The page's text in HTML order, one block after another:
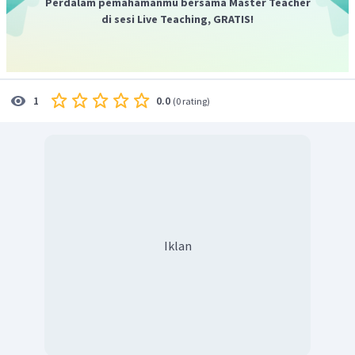
Soal di atas menanyakan tentang ide utama dari paragraf di
A.Islamic banking and its partnership finances: Perbankan
Islam dan keuangan kemitraannya
B.
The Islamic rules on transaction
Dari pilihan jawaban yang ada, ide utama dari teks di atas
di sesi Live Teaching, GRATIS!
1 0.0 (0 rating)
Iklan